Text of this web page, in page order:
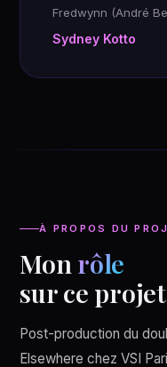
Fredwynn (André
Sydney Kotto
À PROPOS DU
Mon rôle
sur ce projet
Post-production du
Elsewhere chez VSI